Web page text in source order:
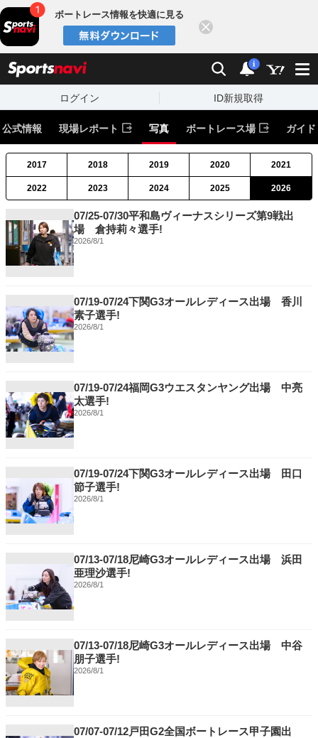
ボートレース情報を快適に見る
検索 通知
i
ログイン ID新規取得
公式情報 現場レポート 写真 ボートレース場 ガイド
2017 2018 2019 2020 2021
2022 2023 2024 2025 2026
07/25-07/30平和島ヴィーナスシリーズ第9戦出
場 倉持莉々選手!
2026/8/1
07/19-07/24下関G3オールレディース出場 香川
素子選手!
2026/8/1
07/19-07/24福岡G3ウエスタンヤング出場 中亮
太選手!
2026/8/1
07/19-07/24下関G3オールレディース出場 田口
節子選手!
2026/8/1
07/13-07/18尼崎G3オールレディース出場 浜田
亜理沙選手!
2026/8/1
07/13-07/18尼崎G3オールレディース出場 中谷
朋子選手!
2026/8/1
07/07-07/12戸田G2全国ボートレース甲子園出